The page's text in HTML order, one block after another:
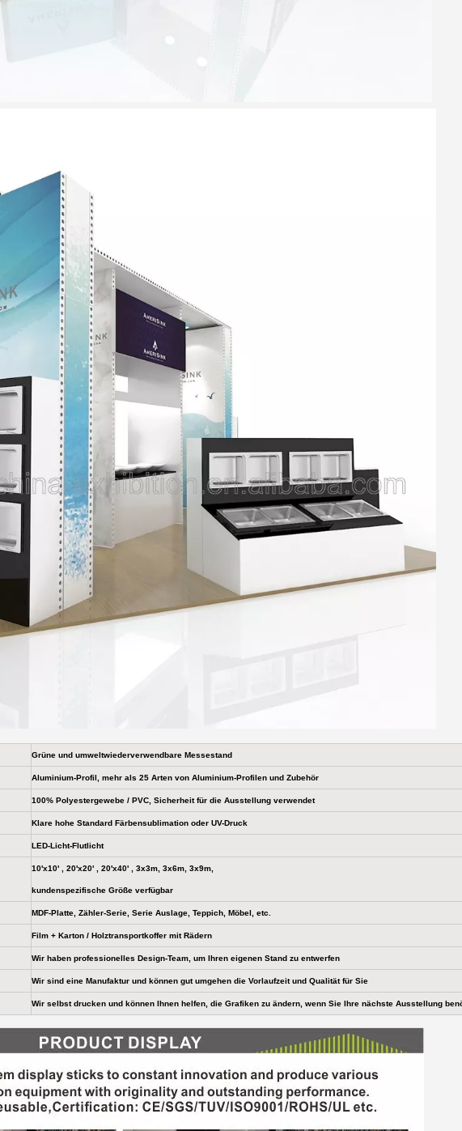
Grüne und umweltwiederverwendbare Messestand
Aluminium-Profil, mehr als 25 Arten von Aluminium-Profilen und Zubehör
100% Polyestergewebe / PVC, Sicherheit für die Ausstellung verwendet
Klare hohe Standard Färbensublimation oder UV-Druck
LED-Licht-Flutlicht
10'x10' , 20'x20' , 20'x40' , 3x3m, 3x6m, 3x9m,
kundenspezifische Größe verfügbar
MDF-Platte, Zähler-Serie, Serie Auslage, Teppich, Möbel, etc.
Film + Karton / Holztransportkoffer mit Rädern
Wir haben professionelles Design-Team, um Ihren eigenen Stand zu entwerfen
Wir sind eine Manufaktur und können gut umgehen die Vorlaufzeit und Qualität für Sie
Wir selbst drucken und können Ihnen helfen, die Grafiken zu ändern, wenn Sie Ihre nächste Ausstellung